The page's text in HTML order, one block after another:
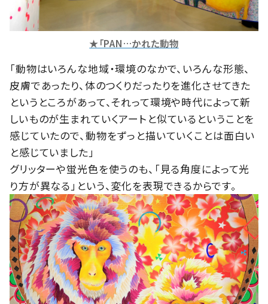
★「PAN…かれた動物
「動物はいろんな地域・環境のなかで、いろんな形態、
皮膚であったり、体のつくりだったりを進化させてきた
というところがあって、それって環境や時代によって新
しいものが生まれていくアートと似ているということを
感じていたので、動物をずっと描いていくことは面白い
と感じていました」
グリッターや蛍光色を使うのも、「見る角度によって光
り方が異なる」という、変化を表現できるからです。